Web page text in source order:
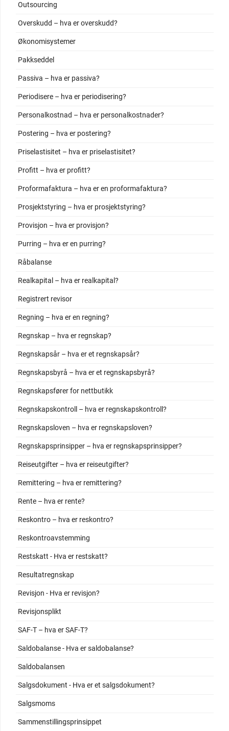
Outsourcing
Overskudd – hva er overskudd?
Økonomisystemer
Pakkseddel
Passiva – hva er passiva?
Periodisere – hva er periodisering?
Personalkostnad – hva er personalkostnader?
Postering – hva er postering?
Priselastisitet – hva er priselastisitet?
Profitt – hva er profitt?
Proformafaktura – hva er en proformafaktura?
Prosjektstyring – hva er prosjektstyring?
Provisjon – hva er provisjon?
Purring – hva er en purring?
Råbalanse
Realkapital – hva er realkapital?
Registrert revisor
Regning – hva er en regning?
Regnskap – hva er regnskap?
Regnskapsår – hva er et regnskapsår?
Regnskapsbyrå – hva er et regnskapsbyrå?
Regnskapsfører for nettbutikk
Regnskapskontroll – hva er regnskapskontroll?
Regnskapsloven – hva er regnskapsloven?
Regnskapsprinsipper – hva er regnskapsprinsipper?
Reiseutgifter – hva er reiseutgifter?
Remittering – hva er remittering?
Rente – hva er rente?
Reskontro – hva er reskontro?
Reskontroavstemming
Restskatt - Hva er restskatt?
Resultatregnskap
Revisjon - Hva er revisjon?
Revisjonsplikt
SAF-T – hva er SAF-T?
Saldobalanse - Hva er saldobalanse?
Saldobalansen
Salgsdokument - Hva er et salgsdokument?
Salgsmoms
Sammenstillingsprinsippet